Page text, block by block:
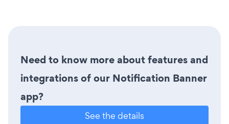
Need to know more about features and
integrations of our Notification Banner
app?
See the details